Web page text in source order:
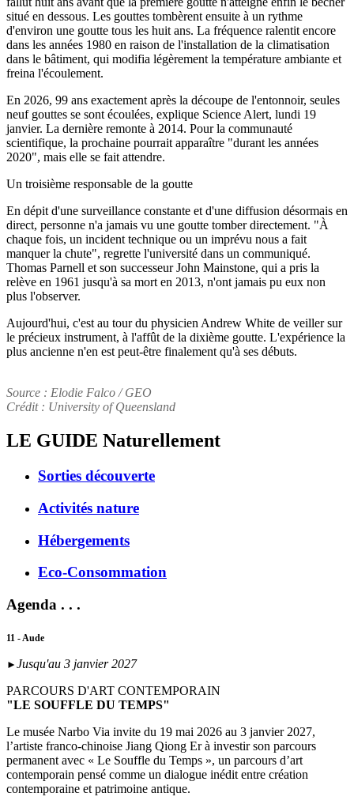
situé en dessous. Les gouttes tombèrent ensuite à un rythme
d'environ une goutte tous les huit ans. La fréquence ralentit encore
dans les années 1980 en raison de l'installation de la climatisation
dans le bâtiment, qui modifia légèrement la température ambiante et
freina l'écoulement.
En 2026, 99 ans exactement après la découpe de l'entonnoir, seules
neuf gouttes se sont écoulées, explique Science Alert, lundi 19
janvier. La dernière remonte à 2014. Pour la communauté
scientifique, la prochaine pourrait apparaître "durant les années
2020", mais elle se fait attendre.
Un troisième responsable de la goutte
En dépit d'une surveillance constante et d'une diffusion désormais en
direct, personne n'a jamais vu une goutte tomber directement. "À
chaque fois, un incident technique ou un imprévu nous a fait
manquer la chute", regrette l'université dans un communiqué.
Thomas Parnell et son successeur John Mainstone, qui a pris la
relève en 1961 jusqu'à sa mort en 2013, n'ont jamais pu eux non
plus l'observer.
Aujourd'hui, c'est au tour du physicien Andrew White de veiller sur
le précieux instrument, à l'affût de la dixième goutte. L'expérience la
plus ancienne n'en est peut-être finalement qu'à ses débuts.
Source : Elodie Falco / GEO
Crédit : University of Queensland
LE GUIDE Naturellement
Sorties découverte
Activités nature
Hébergements
Eco-Consommation
Agenda . . .
11 - Aude
► Jusqu'au 3 janvier 2027
PARCOURS D'ART CONTEMPORAIN
"LE SOUFFLE DU TEMPS"
Le musée Narbo Via invite du 19 mai 2026 au 3 janvier 2027,
l’artiste franco-chinoise Jiang Qiong Er à investir son parcours
permanent avec « Le Souffle du Temps », un parcours d’art
contemporain pensé comme un dialogue inédit entre création
contemporaine et patrimoine antique.